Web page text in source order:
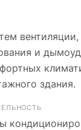
вентиляции,
и
здания.